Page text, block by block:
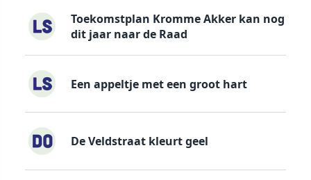
Toekomstplan Kromme Akker kan nog
dit jaar naar de Raad
Een appeltje met een groot hart
De Veldstraat kleurt geel